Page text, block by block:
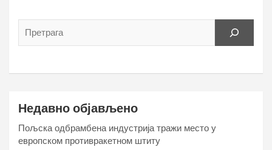
Недавно објављено
Пољска одбрамбена индустрија тражи место у
европском противракетном штиту